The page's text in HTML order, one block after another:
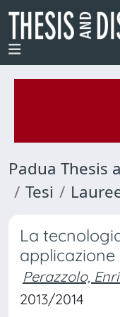
Padua Thesis
Tesi
La
applicazione
Perazzolo,
2013/2014